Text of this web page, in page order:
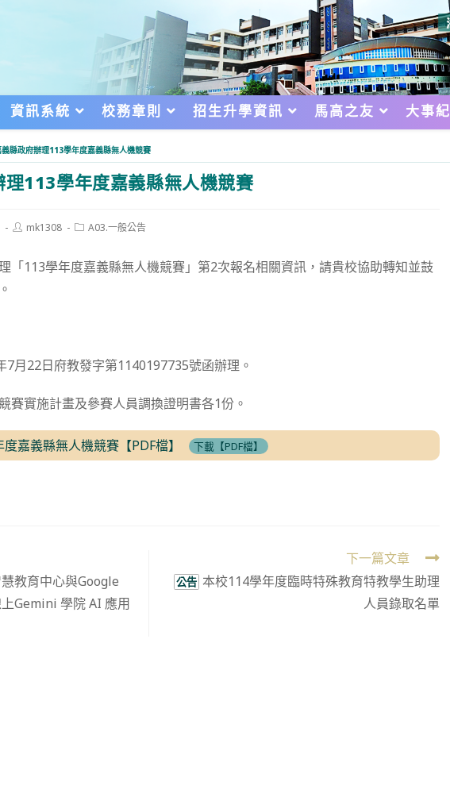
資訊系統 校務章則 招生升學資訊 馬高之友 大事紀
縣政府辦理113學年度嘉義縣無人機競賽
理113學年度嘉義縣無人機競賽
Postmk1308
PostA03.一般公告
「113學年度嘉義縣無人機競賽」第2次報名相關資訊，請貴校協助轉知並鼓
月22日府教發字第1140197735號函辦理。
賽實施計畫及參賽人員調換證明書各1份。
嘉義縣無人機競賽【PDF檔】 下載【PDF檔】
教育中心與Google
Gemini 學院 AI 應用
下一篇文章
公告 本校114學年度臨時特殊教育特教學生助理
人員錄取名單